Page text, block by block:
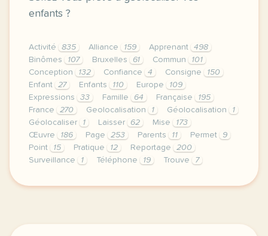
enfants ?
Activité 835 Alliance 159 Apprenant
498
Binômes
107 Bruxelles 61 Commun
101
Conception
132 Confiance 4 Consigne
150
Enfant
27 Enfants 110 Europe
109
Expressions
33 Famille 64 Française
195
France
270 Geolocalisation 1 Géolocalisation
1
Géolocaliser
1 Laisser 62 Mise
173
Œuvre
186 Page 253 Parents 11 Permet
9
Point
15 Pratique 12 Reportage
200
Surveillance
1 Téléphone 19 Trouve 7
le respect de votre vie privee est une priorite